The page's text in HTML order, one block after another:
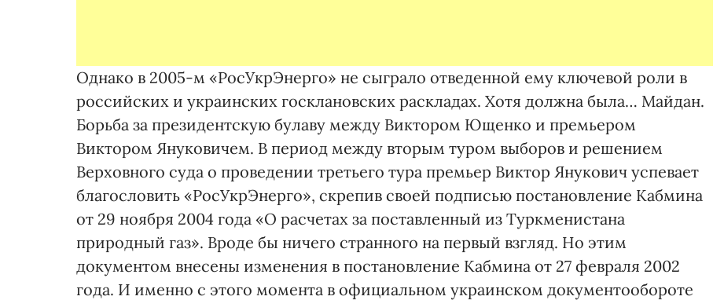
Однако в 2005-м «РосУкрЭнерго» не сыграло отведенной ему ключевой роли в
российских и украинских госклановских раскладах. Хотя должна была… Майдан.
Борьба за президентскую булаву между Виктором Ющенко и премьером
Виктором Януковичем. В период между вторым туром выборов и решением
Верховного суда о проведении третьего тура премьер Виктор Янукович успевает
благословить «РосУкрЭнерго», скрепив своей подписью постановление Кабмина
от 29 ноября 2004 года «О расчетах за поставленный из Туркменистана
природный газ». Вроде бы ничего странного на первый взгляд. Но этим
документом внесены изменения в постановление Кабмина от 27 февраля 2002
года. И именно с этого момента в официальном украинском документообороте